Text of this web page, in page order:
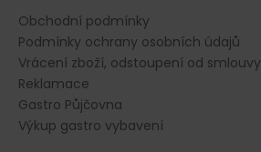
Obchodní podmínky
Podmínky ochrany osobních údajů
Vrácení zboží, odstoupení od smlouvy
Reklamace
Gastro Půjčovna
Výkup gastro vybavení